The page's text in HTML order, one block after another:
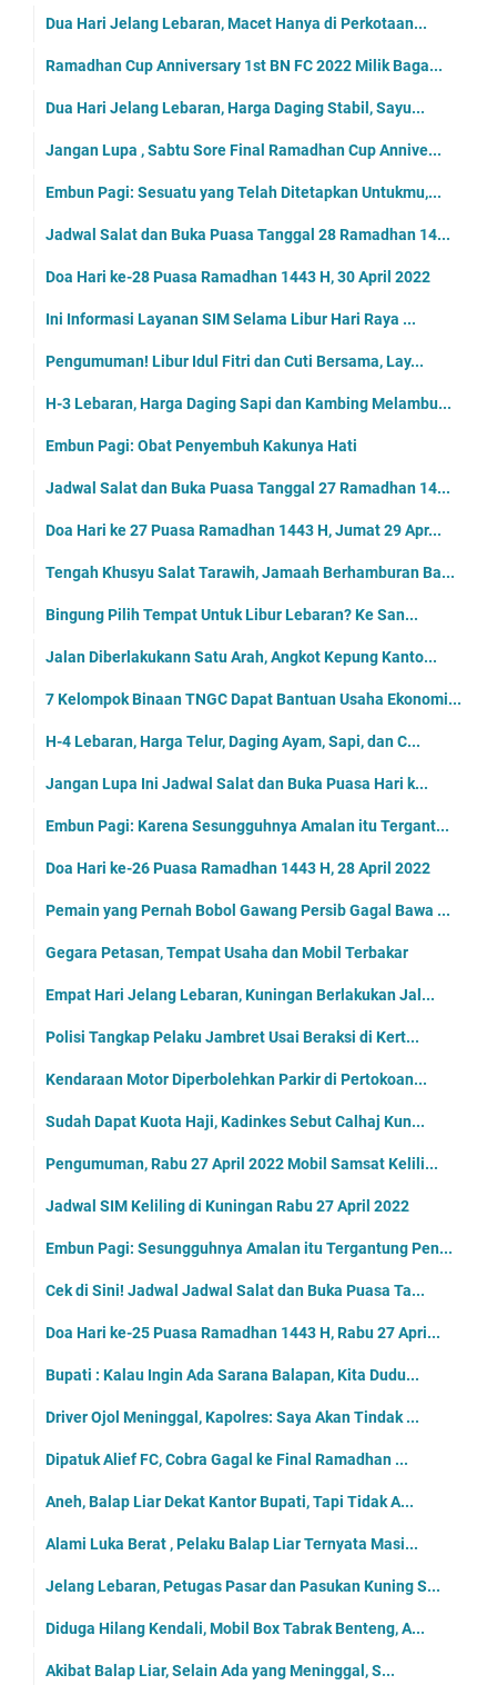
Dua Hari Jelang Lebaran, Macet Hanya di Perkotaan...
Ramadhan Cup Anniversary 1st BN FC 2022 Milik Baga...
Dua Hari Jelang Lebaran, Harga Daging Stabil, Sayu...
Jangan Lupa , Sabtu Sore Final Ramadhan Cup Annive...
Embun Pagi: Sesuatu yang Telah Ditetapkan Untukmu,...
Jadwal Salat dan Buka Puasa Tanggal 28 Ramadhan 14...
Doa Hari ke-28 Puasa Ramadhan 1443 H, 30 April 2022
Ini Informasi Layanan SIM Selama Libur Hari Raya ...
Pengumuman! Libur Idul Fitri dan Cuti Bersama, Lay...
H-3 Lebaran, Harga Daging Sapi dan Kambing Melambu...
Embun Pagi: Obat Penyembuh Kakunya Hati
Jadwal Salat dan Buka Puasa Tanggal 27 Ramadhan 14...
Doa Hari ke 27 Puasa Ramadhan 1443 H, Jumat 29 Apr...
Tengah Khusyu Salat Tarawih, Jamaah Berhamburan Ba...
Bingung Pilih Tempat Untuk Libur Lebaran? Ke San...
Jalan Diberlakukann Satu Arah, Angkot Kepung Kanto...
7 Kelompok Binaan TNGC Dapat Bantuan Usaha Ekonomi...
H-4 Lebaran, Harga Telur, Daging Ayam, Sapi, dan C...
Jangan Lupa Ini Jadwal Salat dan Buka Puasa Hari k...
Embun Pagi: Karena Sesungguhnya Amalan itu Tergant...
Doa Hari ke-26 Puasa Ramadhan 1443 H, 28 April 2022
Pemain yang Pernah Bobol Gawang Persib Gagal Bawa ...
Gegara Petasan, Tempat Usaha dan Mobil Terbakar
Empat Hari Jelang Lebaran, Kuningan Berlakukan Jal...
Polisi Tangkap Pelaku Jambret Usai Beraksi di Kert...
Kendaraan Motor Diperbolehkan Parkir di Pertokoan...
Sudah Dapat Kuota Haji, Kadinkes Sebut Calhaj Kun...
Pengumuman, Rabu 27 April 2022 Mobil Samsat Kelili...
Jadwal SIM Keliling di Kuningan Rabu 27 April 2022
Embun Pagi: Sesungguhnya Amalan itu Tergantung Pen...
Cek di Sini! Jadwal Jadwal Salat dan Buka Puasa Ta...
Doa Hari ke-25 Puasa Ramadhan 1443 H, Rabu 27 Apri...
Bupati : Kalau Ingin Ada Sarana Balapan, Kita Dudu...
Driver Ojol Meninggal, Kapolres: Saya Akan Tindak ...
Dipatuk Alief FC, Cobra Gagal ke Final Ramadhan ...
Aneh, Balap Liar Dekat Kantor Bupati, Tapi Tidak A...
Alami Luka Berat , Pelaku Balap Liar Ternyata Masi...
Jelang Lebaran, Petugas Pasar dan Pasukan Kuning S...
Diduga Hilang Kendali, Mobil Box Tabrak Benteng, A...
Akibat Balap Liar, Selain Ada yang Meninggal, S...